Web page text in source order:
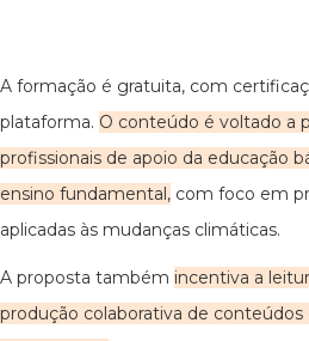
A formação é gratuita, com
plataforma. O conteúdo é voltado a
profissionais de apoio da educação
ensino fundamental, com foco em
aplicadas às mudanças climáticas.
A proposta também incentiva a
produção colaborativa de conteúdos